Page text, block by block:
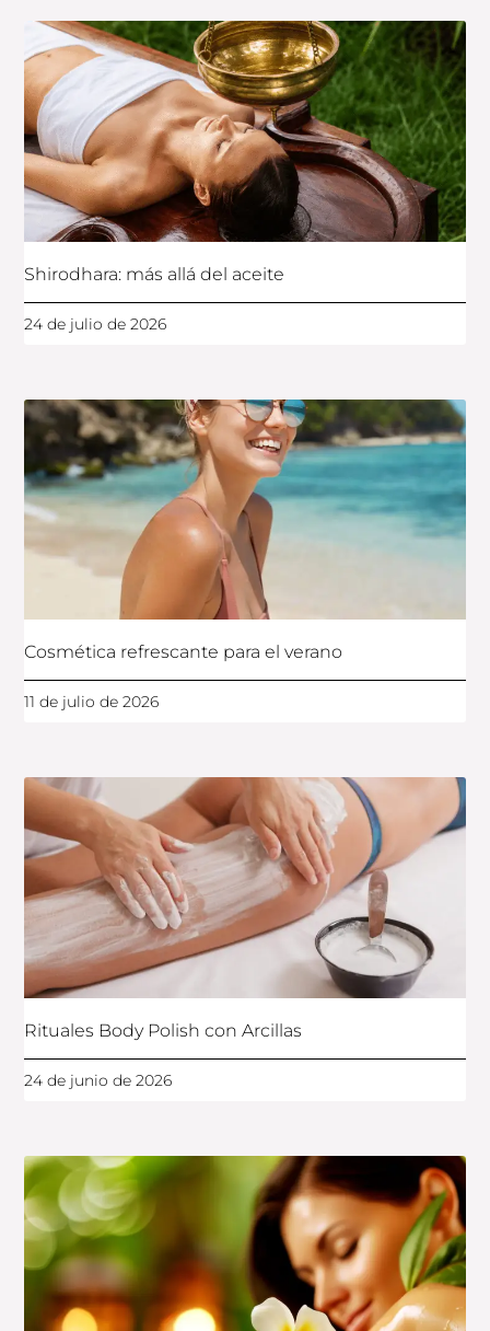
Shirodhara: más allá del aceite
24 de julio de 2026
Cosmética refrescante para el verano
11 de julio de 2026
Rituales Body Polish con Arcillas
24 de junio de 2026